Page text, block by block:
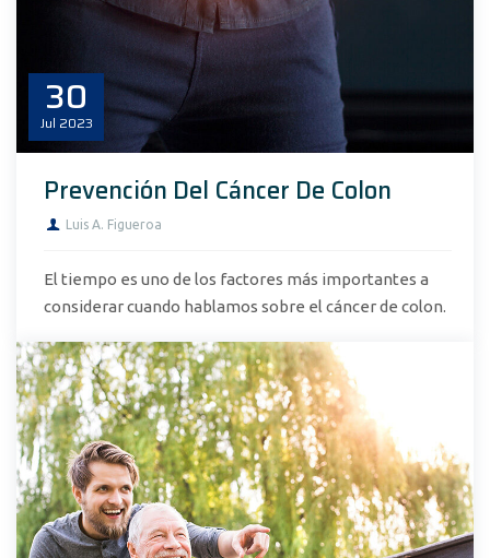
30
Jul 2023
Prevención Del Cáncer De Colon
Luis A. Figueroa
El tiempo es uno de los factores más importantes a
considerar cuando hablamos sobre el cáncer de colon.